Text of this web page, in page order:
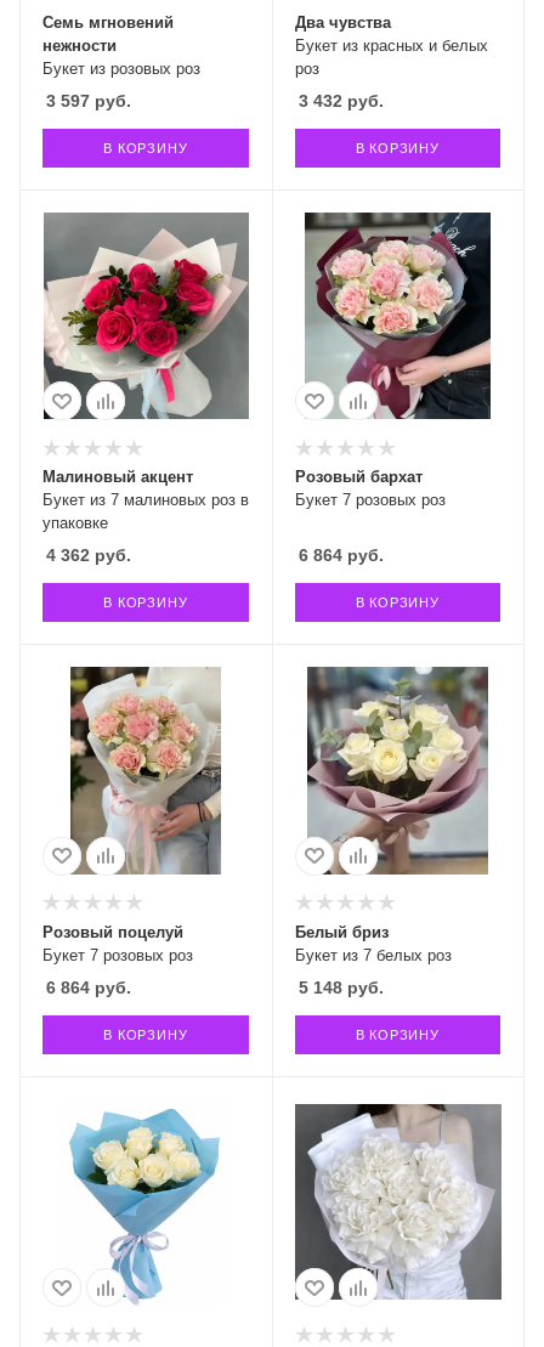
Букет из розовых роз
Семь мгновений
нежности
3 597 руб.
В КОРЗИНУ
Букет из красных и белых
роз
Два чувства
3 432 руб.
В КОРЗИНУ
Букет из 7 малиновых роз в
упаковке
Малиновый акцент
4 362 руб.
В КОРЗИНУ
Букет 7 розовых роз
Розовый бархат
6 864руб.
В КОРЗИНУ
Букет 7 розовых роз
Розовый поцелуй
6 864 руб.
В КОРЗИНУ
Букет из 7 белых роз
Белый бриз
5 148руб.
В КОРЗИНУ